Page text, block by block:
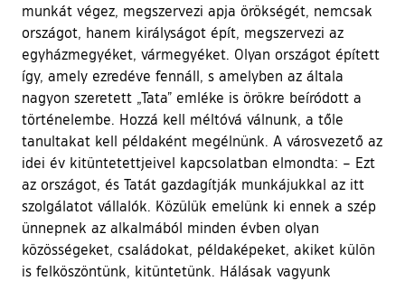
munkát végez, megszervezi apja örökségét, nemcsak
országot, hanem királyságot épít, megszervezi az
egyházmegyéket, vármegyéket. Olyan országot épített
így, amely ezredéve fennáll, s amelyben az általa
nagyon szeretett „Tata” emléke is örökre beíródott a
történelembe. Hozzá kell méltóvá válnunk, a tőle
tanultakat kell példaként megélnünk. A városvezető az
idei év kitüntetettjeivel kapcsolatban elmondta: – Ezt
az országot, és Tatát gazdagítják munkájukkal az itt
szolgálatot vállalók. Közülük emelünk ki ennek a szép
ünnepnek az alkalmából minden évben olyan
közösségeket, családokat, példaképeket, akiket külön
is felköszöntünk, kitüntetünk. Hálásak vagyunk